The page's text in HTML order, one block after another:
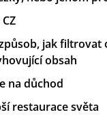
jak filtrovat
obsah
na důchod
restaurace světa